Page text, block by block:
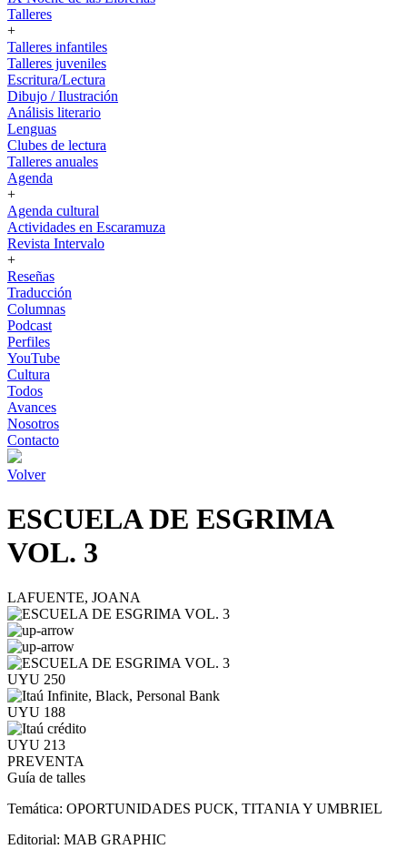
Talleres
+
Talleres infantiles
Talleres juveniles
Escritura/Lectura
Dibujo / Ilustración
Análisis literario
Lenguas
Clubes de lectura
Talleres anuales
Agenda
+
Agenda cultural
Actividades en Escaramuza
Revista Intervalo
+
Reseñas
Traducción
Columnas
Podcast
Perfiles
YouTube
Cultura
Todos
Avances
Nosotros
Contacto
Volver
ESCUELA DE ESGRIMA
VOL. 3
LAFUENTE, JOANA
UYU 250
UYU 188
UYU 213
PREVENTA
Guía de talles
Temática: OPORTUNIDADES PUCK, TITANIA Y UMBRIEL
Editorial: MAB GRAPHIC